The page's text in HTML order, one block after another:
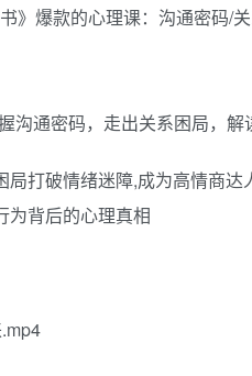
沟通密码，走出关系困局，
打破情绪迷障,成为高情商
为背后的心理真相